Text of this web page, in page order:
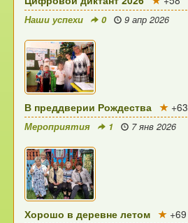
Наши успехи 0 9 апр 2026
В преддверии Рождества +63
Мероприятия 1 7 янв 2026
Хорошо в деревне летом +69